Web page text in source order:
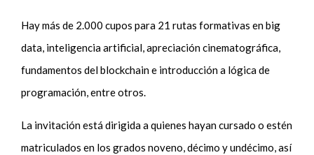
Hay más de 2.000 cupos para 21 rutas formativas en big
data, inteligencia artificial, apreciación cinematográfica,
fundamentos del blockchain e introducción a lógica de
programación, entre otros.
La invitación está dirigida a quienes hayan cursado o estén
matriculados en los grados noveno, décimo y undécimo, así